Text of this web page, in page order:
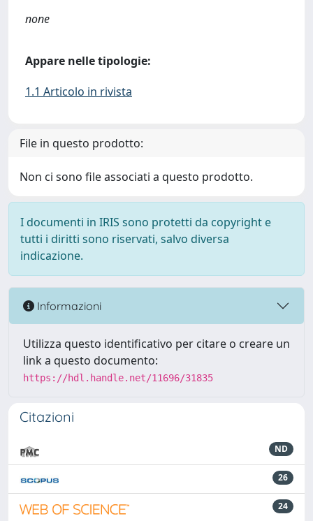
none
Appare nelle tipologie:
1.1 Articolo in rivista
File in questo prodotto:
Non ci sono file associati a questo prodotto.
I documenti in IRIS sono protetti da copyright e
tutti i diritti sono riservati, salvo diversa
indicazione.
Informazioni
Utilizza questo identificativo per citare o creare un
link a questo documento:
https://hdl.handle.net/11696/31835
Citazioni
ND
26
24